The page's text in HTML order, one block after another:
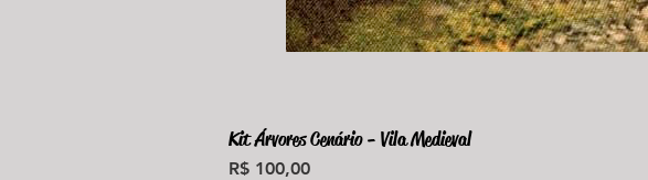
Kit Árvores Cenário - Vila Medieval
Preço
R$ 100,00